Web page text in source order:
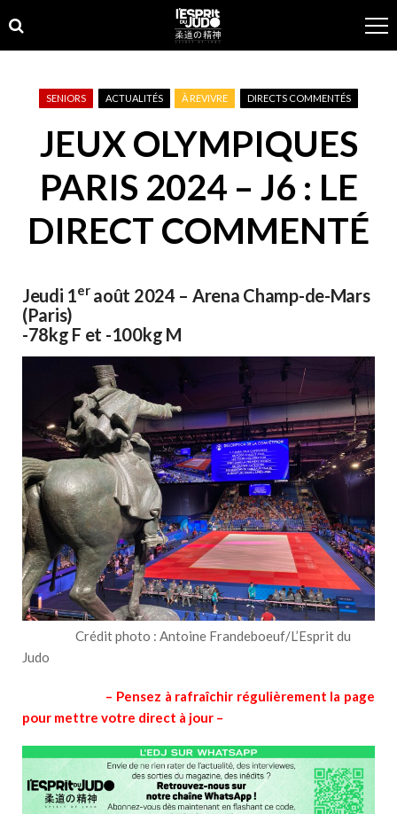
to
navigation
to
content
SENIORS ACTUALITÉS À REVIVRE DIRECTS COMMENTÉS
JEUX OLYMPIQUES
PARIS 2024 – J6 : LE
DIRECT COMMENTÉ
Jeudi 1eraoût 2024 – Arena Champ-de-Mars
(Paris)
-78kg F et -100kg M
Crédit photo : Antoine Frandeboeuf/L’Esprit du
Judo
– Pensez à rafraîchir régulièrement la page
pour mettre votre direct à jour –